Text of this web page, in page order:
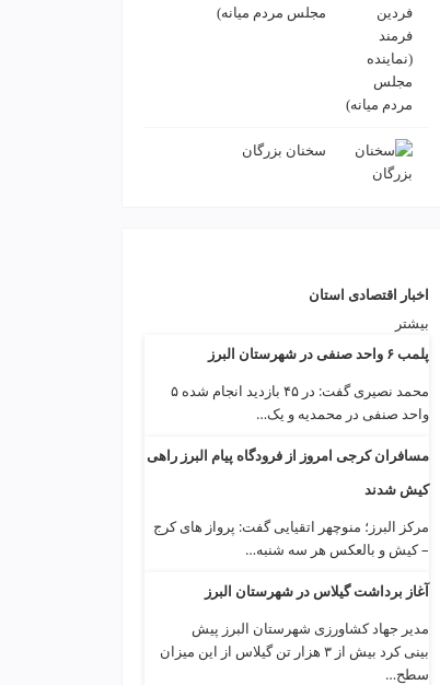
مجلس مردم میانه)
سخنان بزرگان
اخبار اقتصادی استان
بیشتر
پلمب ۶ واحد صنفی در شهرستان البرز
محمد نصیری گفت: در ۴۵ بازدید انجام شده ۵
واحد صنفی در محمدیه و یک…
مسافران کرجی امروز از فرودگاه پیام البرز راهی
کیش شدند
مرکز البرز؛ منوچهر اتقیایی گفت: پرواز های کرج
– کیش و بالعکس هر سه شنبه…
آغاز برداشت گیلاس در شهرستان البرز
مدیر جهاد کشاورزی شهرستان البرز پیش
بینی کرد بیش از ۳ هزار تن گیلاس از این میزان
سطح…